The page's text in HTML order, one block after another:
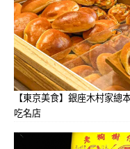
【東京美食】銀座木村家總
吃名店